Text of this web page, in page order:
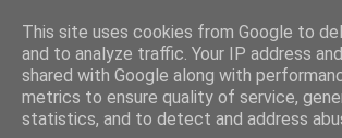
This site uses cookies from Google to
and to analyze traffic. Your IP address
shared with Google along with
metrics to ensure quality of service,
statistics, and to detect and address